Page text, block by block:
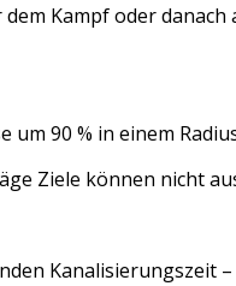
Kampf oder
90 % in einem
Ziele können nicht
Kanalisierungszeit